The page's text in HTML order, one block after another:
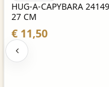
HUG-A-CAPYBARA
27 CM
€ 11,50